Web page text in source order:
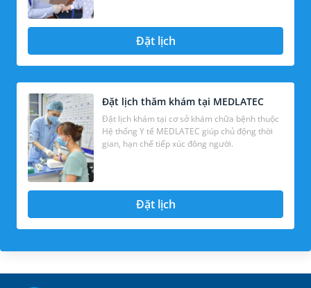
Đặt lịch
Đặt lịch thăm khám tại MEDLATEC
Đặt lịch khám tại cơ sở khám chữa bệnh thuộc
Hệ thống Y tế MEDLATEC giúp chủ động thời
gian, hạn chế tiếp xúc đông người.
Đặt lịch